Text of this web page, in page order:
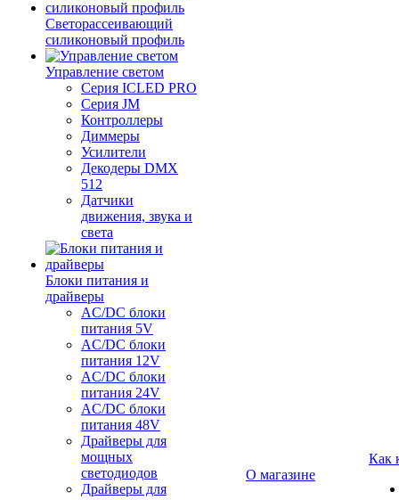
Светорассеивающий
силиконовый профиль
Управление светом
Серия ICLED PRO
Серия JM
Контроллеры
Диммеры
Усилители
Декодеры DMX
512
Датчики
движения, звука и
света
Блоки питания и
драйверы
AC/DC блоки
питания 5V
AC/DC блоки
питания 12V
AC/DC блоки
питания 24V
AC/DC блоки
питания 48V
Драйверы для
мощных
светодиодов
Драйверы для
О магазине
Как